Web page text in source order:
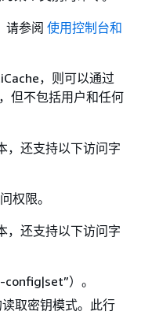
请参阅 使用控制台和
，则可以通过
，但不包括用户和任何
，还支持以下访问字
权限。
，还支持以下访问字
）。
取密钥模式。此行